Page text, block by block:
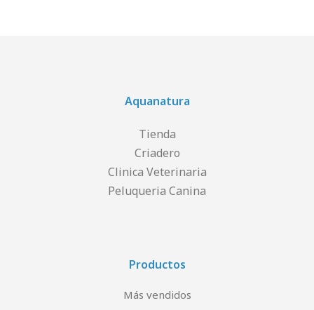
Aquanatura
Tienda
Criadero
Clinica Veterinaria
Peluqueria Canina
Productos
Más vendidos